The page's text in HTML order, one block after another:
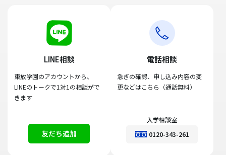
LINE相談
東放学園のアカウントから、
LINEのトークで1対1の相談がで
きます
友だち追加
電話相談
急ぎの確認、申し込み内容の変
更などはこちら（通話無料）
入学相談室
0120-343-261